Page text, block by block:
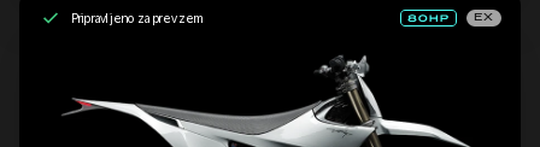
Pripravljeno za prevzem EX